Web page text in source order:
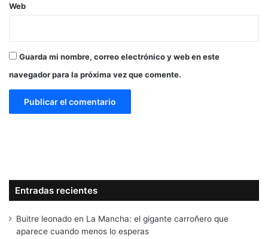
Web
Guarda mi nombre, correo electrónico y web en este
navegador para la próxima vez que comente.
Entradas recientes
Buitre leonado en La Mancha: el gigante carroñero que
aparece cuando menos lo esperas